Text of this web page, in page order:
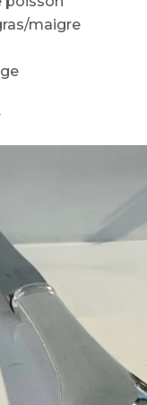
maigre